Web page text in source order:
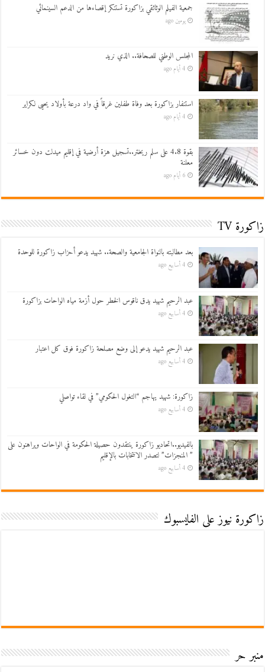
جمعية الفيلم الوثائقي بزاكورة تستنكر إقصاءها من الدعم السينمائي
يومين ago
المجلس الوطني للصحافة.. الذي نريد
4 أيام ago
استنفار بزاكورة بعد وفاة طفلين غرقاً في واد درعة بأولاد يحيى لكراير
4 أيام ago
بقوة 4.8 على سلم ريختر..تسجيل هزة أرضية في إقليم ميدلت دون خسائر
معلنة
6 أيام ago
زاكورة TV
بعد مطالبته بالنواة الجامعية والصحة.. شهيد يدعو أحزاب زاكورة للوحدة
4 أسابيع ago
عبد الرحيم شهيد يدق ناقوس الخطر حول أزمة مياه الواحات بزاكورة
4 أسابيع ago
عبد الرحيم شهيد يدعو إلى وضع مصلحة زاكورة فوق كل اعتبار
4 أسابيع ago
زاكورة: شهيد يهاجم “التغول الحكومي” في لقاء تواصلي
4 أسابيع ago
بالفيديو..اتحاديو زاكورة ينتقدون حصيلة الحكومة في الواحات ويراهنون على
” المنجزات” لتصدر الانتخابات بالإقليم
4 أسابيع ago
زاكورة نيوز على الفايسبوك
منبر حر